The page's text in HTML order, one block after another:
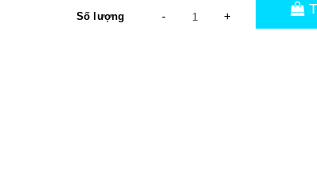
Số lượng - +